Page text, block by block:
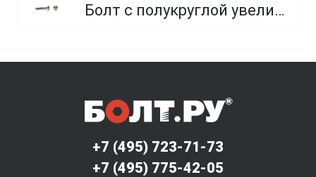
Болт с полукруглой увеличенной головкой и усом класса точности C (мебельный)
+7 (495) 723-71-73
+7 (495) 775-42-05